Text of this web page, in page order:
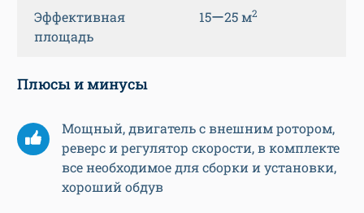
Эффективная
площадь
15ー25 м2
Плюсы и минусы
Мощный, двигатель с внешним ротором,
реверс и регулятор скорости, в комплекте
все необходимое для сборки и установки,
хороший обдув